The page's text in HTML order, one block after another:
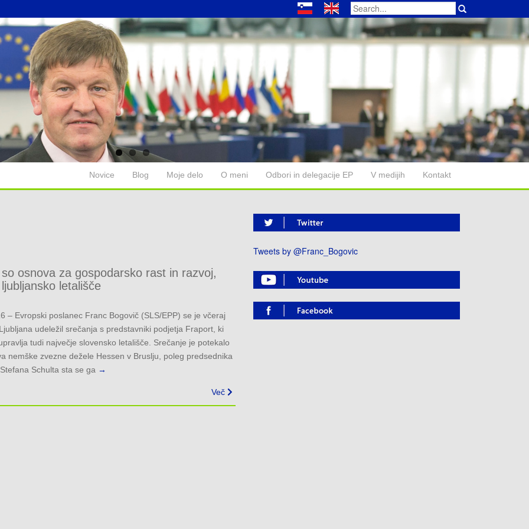
Search
for:
Novice Blog Moje delo O meni Odbori in delegacije EP V medijih Kontakt
osnova za gospodarsko rast in razvoj,
letališče
– Evropski poslanec Franc Bogovič (SLS/EPP) se je včeraj
udeležil srečanja s predstavniki podjetja Fraport, ki
tudi največje slovensko letališče. Srečanje je potekalo
nemške zvezne dežele Hessen v Bruslju, poleg predsednika
Schulta sta se ga →
Več
Tweets by @Franc_Bogovic